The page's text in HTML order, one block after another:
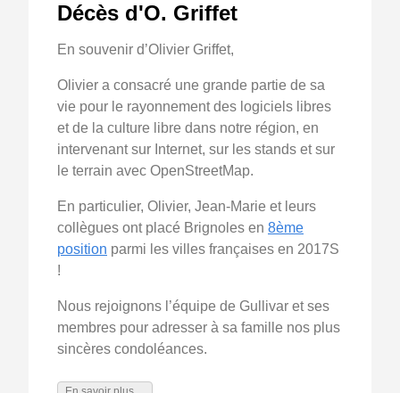
Décès d'O. Griffet
En souvenir d’Olivier Griffet,
Olivier a consacré une grande partie de sa
vie pour le rayonnement des logiciels libres
et de la culture libre dans notre région, en
intervenant sur Internet, sur les stands et sur
le terrain avec OpenStreetMap.
En particulier, Olivier, Jean-Marie et leurs
collègues ont placé Brignoles en 8ème
position parmi les villes françaises en 2017S
!
Nous rejoignons l’équipe de Gullivar et ses
membres pour adresser à sa famille nos plus
sincères condoléances.